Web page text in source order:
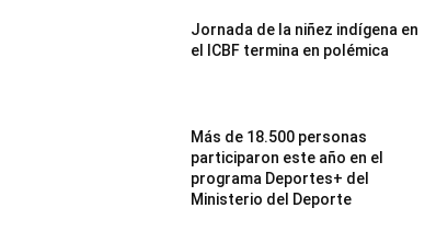
Jornada de la niñez indígena en
el ICBF termina en polémica
Más de 18.500 personas
participaron este año en el
programa Deportes+ del
Ministerio del Deporte